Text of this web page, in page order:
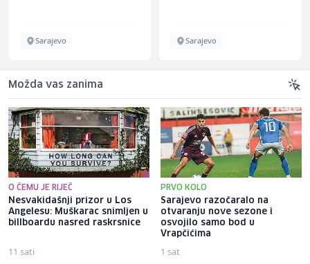
Sarajevo Sarajevo
Možda vas zanima
O ČEMU JE RIJEČ
Nesvakidašnji prizor u Los
Angelesu: Muškarac snimljen u
billboardu nasred raskrsnice
11 sati
PRVO KOLO
Sarajevo razočaralo na
otvaranju nove sezone i
osvojilo samo bod u
Vrapčićima
1 sat